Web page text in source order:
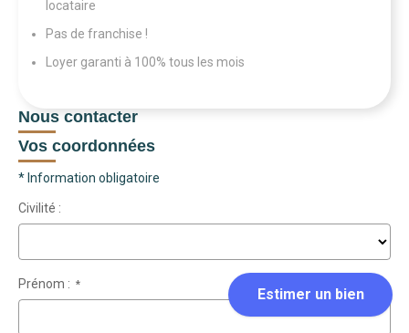
locataire
Pas de franchise !
Loyer garanti à 100% tous les mois
Nous contacter
Vos coordonnées
* Information obligatoire
Civilité :
Prénom : *